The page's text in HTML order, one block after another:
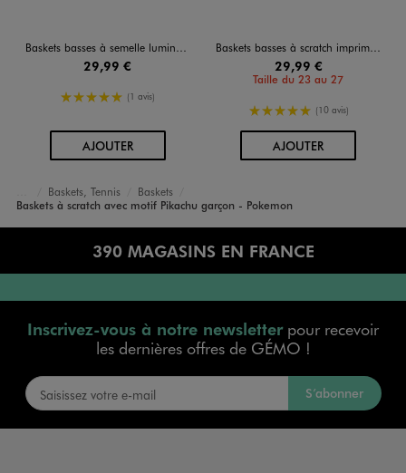
Baskets basses à semelle lumineuse imprimées garçon - Pokémon
29,99 €
5/5 de moyenne
(1 avis)
AJOUTERAU PANIER
Baskets basses à scratch imprimées Pikachu garçon - Pokémon
29,99 €
Taille du 23 au 27
5/5 de moyenne
(10 avis)
AJOUTERAU PANIER
Accueil
Garçon
Chaussures
Baskets, Tennis
Baskets
Baskets à scratch avec motif Pikachu garçon - Pokemon
390 MAGASINS EN FRANCE
Inscrivez-vous à notre newsletterpour recevoir
les dernières offres de GÉMO !
S’abonner